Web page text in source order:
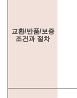
교환/반품/보증
조건과 절차